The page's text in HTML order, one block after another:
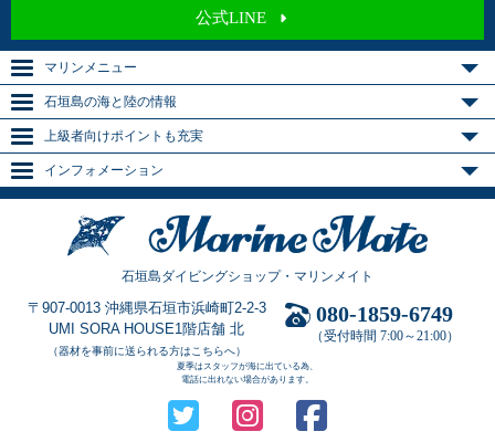
公式LINE
マリンメニュー
石垣島の海と陸の情報
上級者向けポイントも充実
インフォメーション
石垣島ダイビングショップ・マリンメイト
〒907-0013 沖縄県石垣市浜崎町2-2-3
UMI SORA HOUSE1階店舗 北
（器材を事前に送られる方はこちらへ）
080-1859-6749
（受付時間 7:00～21:00）
夏季はスタッフが海に出ている為、
電話に出れない場合があります。